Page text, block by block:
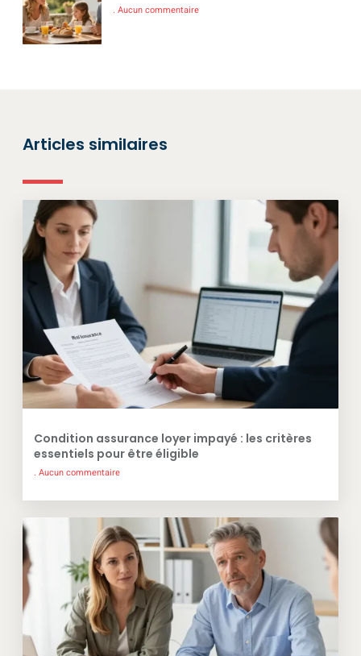
Aucun commentaire
Articles similaires
Condition assurance loyer impayé : les critères
essentiels pour être éligible
Aucun commentaire